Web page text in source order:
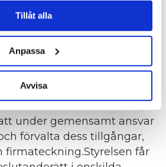
Tillåt alla
Anpassa
Avvisa
verksamhet
noga efterföljs,
årsmötet fattade beslut,
entlediga organisationens
räkenskaper över
inkomster och
under gemensamt ansvar
förvalta dess tillgångar,
firmateckning.Styrelsen får